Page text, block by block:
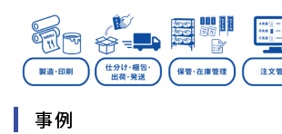
事例